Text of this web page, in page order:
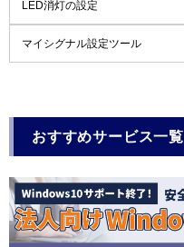
LED消灯の設定
マイシグナル設定ツール
おすすめサービス一覧